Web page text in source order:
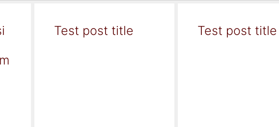
Test post title Test post title